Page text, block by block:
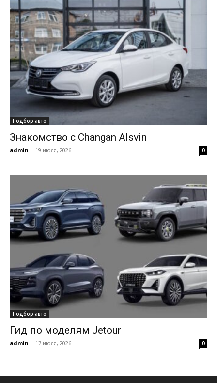
Подбор авто
Знакомство с Changan Alsvin
admin - 19 июля, 2026 0
Подбор авто
Гид по моделям Jetour
admin - 17 июля, 2026 0